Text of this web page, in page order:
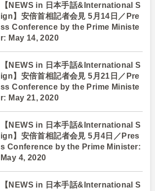
【NEWS in 日本手話&International S
ign】安倍首相記者会見 5月14日／Pre
ss Conference by the Prime Ministe
r: May 14, 2020
【NEWS in 日本手話&International S
ign】安倍首相記者会見 5月21日／Pre
ss Conference by the Prime Ministe
r: May 21, 2020
【NEWS in 日本手話&International S
ign】安倍首相記者会見 5月4日／Pres
s Conference by the Prime Minister:
May 4, 2020
【NEWS in 日本手話&International S